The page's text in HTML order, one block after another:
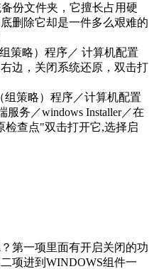
备份文件夹，它擅长占用硬
删除它却是一件多么艰难的
策略）程序／ 计算机配置
边，关闭系统还原，双击打
策略）程序／计算机配置
服务／windows Installer／在
检查点"双击打开它,选择启
第一项里面有开启关闭的功
项进到WINDOWS组件一